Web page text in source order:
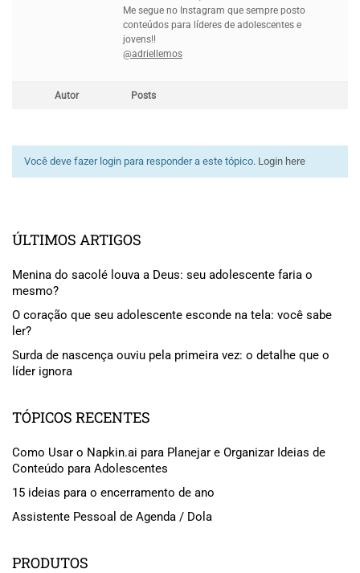
Me segue no Instagram que sempre posto
conteúdos para líderes de adolescentes e
jovens!!
@adriellemos
Autor Posts
Você deve fazer login para responder a este tópico. Login here
ÚLTIMOS ARTIGOS
Menina do sacolé louva a Deus: seu adolescente faria o
mesmo?
O coração que seu adolescente esconde na tela: você sabe
ler?
Surda de nascença ouviu pela primeira vez: o detalhe que o
líder ignora
TÓPICOS RECENTES
Como Usar o Napkin.ai para Planejar e Organizar Ideias de
Conteúdo para Adolescentes
15 ideias para o encerramento de ano
Assistente Pessoal de Agenda / Dola
PRODUTOS